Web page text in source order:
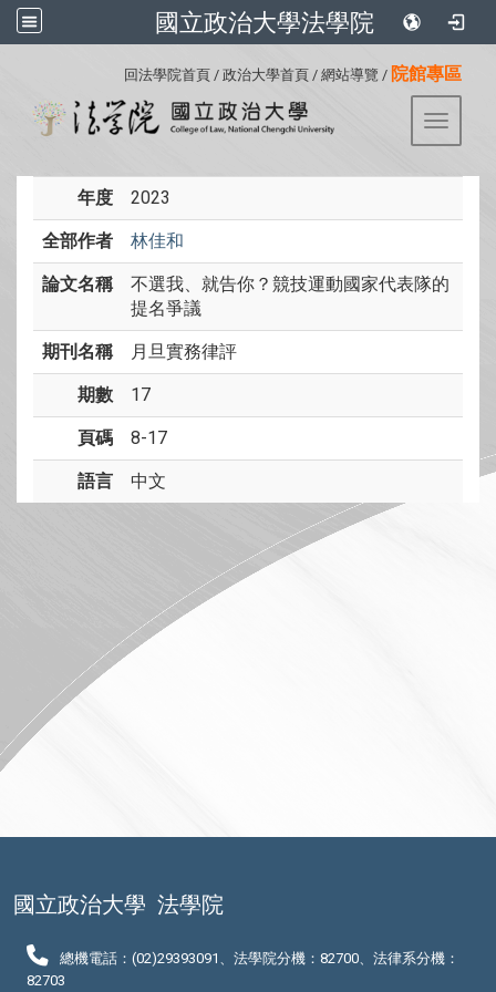
國立政治大學法學院
回法學院首頁 / 政治大學首頁 / 網站導覽 / 院館專區
Toggle
年度 2023
全部作者 林佳和
論文名稱
不選我、就告你？競技運動國家代表隊的
提名爭議
期刊名稱 月旦實務律評
期數 17
頁碼 8-17
語言 中文
國立政治大學 法學院
總機電話：(02)29393091、法學院分機：82700、法律系分機：
82703